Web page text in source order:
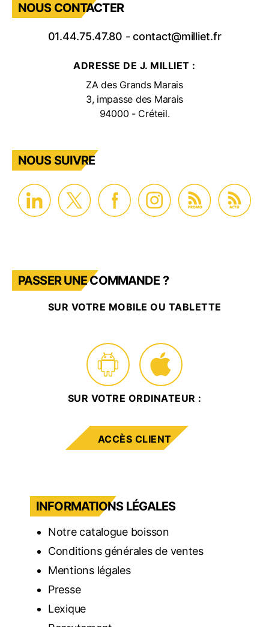
NOUS CONTACTER
01.44.75.47.80 -contact@milliet.fr
ADRESSE DE J. MILLIET :
ZA des Grands Marais
3, impasse des Marais
94000 - Créteil.
NOUS SUIVRE
PROMO ACTU
PASSER UNE COMMANDE ?
SUR VOTRE MOBILE OU TABLETTE
SUR VOTRE ORDINATEUR :
ACCÈS CLIENT
INFORMATIONS LÉGALES
Notre catalogue boisson
Conditions générales de ventes
Mentions légales
Presse
Lexique